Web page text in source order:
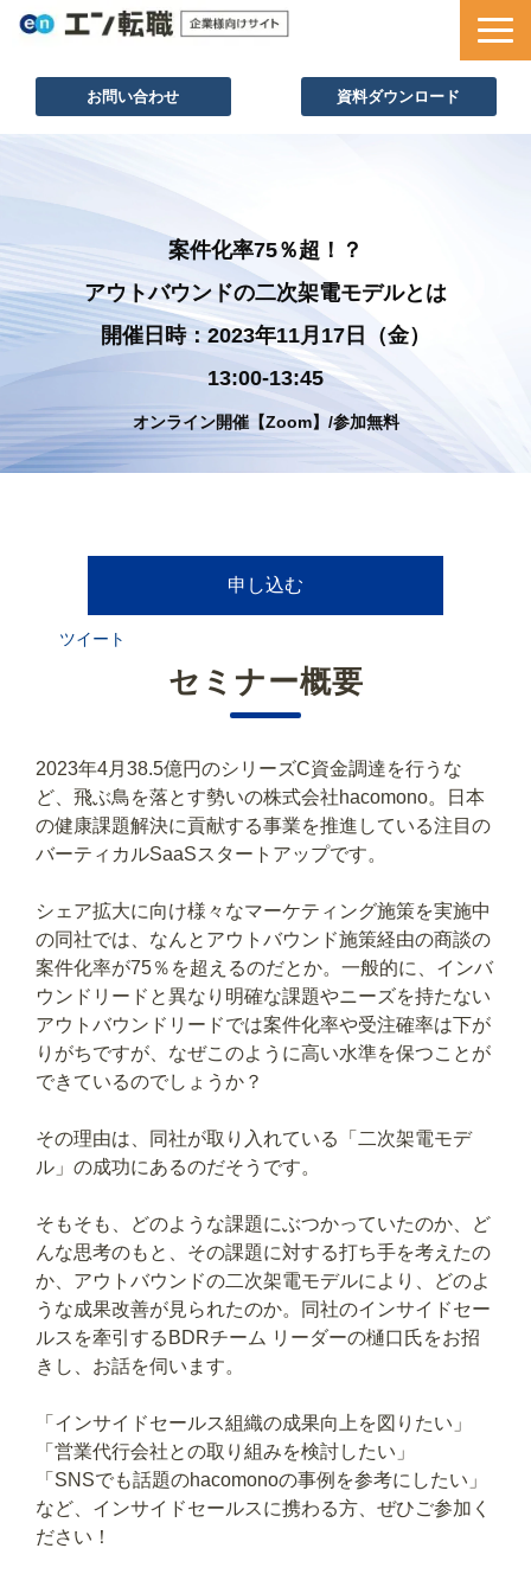
お問い合わせ 資料ダウンロード
採用事例
セミナー情報
お役立ち資料
案件化率75％超！？
アウトバウンドの二次架電モデルとは
開催日時：2023年11月17日（金）
13:00-13:45
オンライン開催【Zoom】/参加無料
申し込む
ツイート
セミナー概要
2023年4月38.5億円のシリーズC資金調達を行うな
ど、飛ぶ鳥を落とす勢いの株式会社hacomono。日本
の健康課題解決に貢献する事業を推進している注目の
バーティカルSaaSスタートアップです。
シェア拡大に向け様々なマーケティング施策を実施中
の同社では、なんとアウトバウンド施策経由の商談の
案件化率が75％を超えるのだとか。一般的に、インバ
ウンドリードと異なり明確な課題やニーズを持たない
アウトバウンドリードでは案件化率や受注確率は下が
りがちですが、なぜこのように高い水準を保つことが
できているのでしょうか？
その理由は、同社が取り入れている「二次架電モデ
ル」の成功にあるのだそうです。
そもそも、どのような課題にぶつかっていたのか、ど
んな思考のもと、その課題に対する打ち手を考えたの
か、アウトバウンドの二次架電モデルにより、どのよ
うな成果改善が見られたのか。同社のインサイドセー
ルスを牽引するBDRチーム リーダーの樋口氏をお招
きし、お話を伺います。
「インサイドセールス組織の成果向上を図りたい」
「営業代行会社との取り組みを検討したい」
「SNSでも話題のhacomonoの事例を参考にしたい」
など、インサイドセールスに携わる方、ぜひご参加く
ださい！